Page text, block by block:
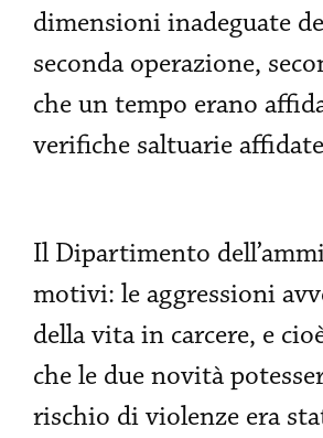
dimensioni inadeguate
seconda operazione,
che un tempo erano
verifiche saltuarie
Il Dipartimento
motivi: le aggressioni
della vita in carcere, e
che le due novità
rischio di violenze era